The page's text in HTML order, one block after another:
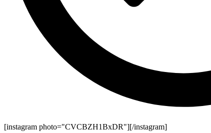
[instagram photo="CVCBZH1BxDR"][/instagram]